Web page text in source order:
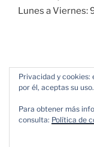
Lunes a Viernes:
Privacidad y cookies:
por él, aceptas su uso.
Para obtener más
consulta: Política de